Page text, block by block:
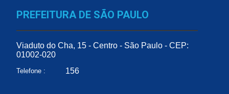
PREFEITURA DE SÃO PAULO
Viaduto do Cha, 15 - Centro - São Paulo - CEP:
01002-020
Telefone : 156